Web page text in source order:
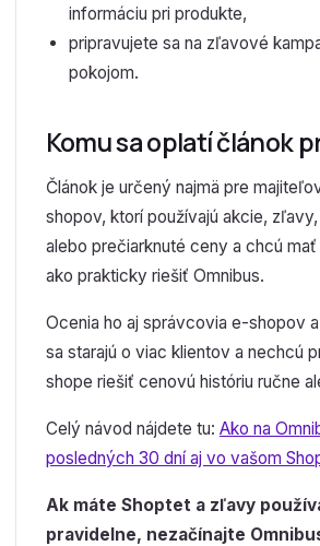
informáciu pri produkte,
pripravujete sa na zľavové
pokojom.
Komu sa oplatí článok
Článok je určený najmä pre
shopov, ktorí používajú akcie,
alebo prečiarknuté ceny a chcú
ako prakticky riešiť Omnibus.
Ocenia ho aj správcovia e-shopov
sa starajú o viac klientov a nechcú
shope riešiť cenovú históriu ručne
Celý návod nájdete tu: Ako na
posledných 30 dní aj vo vašom
Ak máte Shoptet a zľavy
pravidelne, nezačínajte